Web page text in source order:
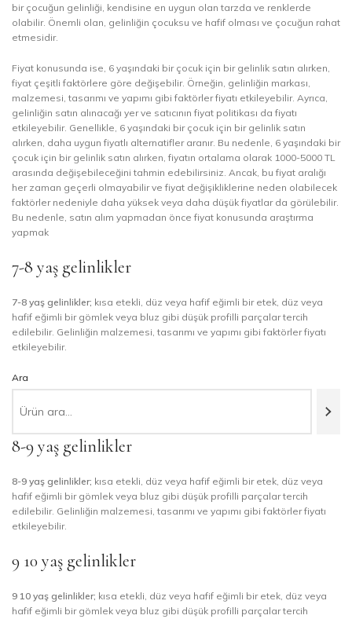
bir çocuğun gelinliği, kendisine en uygun olan tarzda ve renklerde
olabilir. Önemli olan, gelinliğin çocuksu ve hafif olması ve çocuğun rahat
etmesidir.
Fiyat konusunda ise, 6 yaşındaki bir çocuk için bir gelinlik satın alırken,
fiyat çeşitli faktörlere göre değişebilir. Örneğin, gelinliğin markası,
malzemesi, tasarımı ve yapımı gibi faktörler fiyatı etkileyebilir. Ayrıca,
gelinliğin satın alınacağı yer ve satıcının fiyat politikası da fiyatı
etkileyebilir. Genellikle, 6 yaşındaki bir çocuk için bir gelinlik satın
alırken, daha uygun fiyatlı alternatifler aranır. Bu nedenle, 6 yaşındaki bir
çocuk için bir gelinlik satın alırken, fiyatın ortalama olarak 1000-5000 TL
arasında değişebileceğini tahmin edebilirsiniz. Ancak, bu fiyat aralığı
her zaman geçerli olmayabilir ve fiyat değişikliklerine neden olabilecek
faktörler nedeniyle daha yüksek veya daha düşük fiyatlar da görülebilir.
Bu nedenle, satın alım yapmadan önce fiyat konusunda araştırma
yapmak
7-8 yaş gelinlikler
7-8 yaş gelinlikler; kısa etekli, düz veya hafif eğimli bir etek, düz veya
hafif eğimli bir gömlek veya bluz gibi düşük profilli parçalar tercih
edilebilir. Gelinliğin malzemesi, tasarımı ve yapımı gibi faktörler fiyatı
etkileyebilir.
Ara
8-9 yaş gelinlikler
8-9 yaş gelinlikler; kısa etekli, düz veya hafif eğimli bir etek, düz veya
hafif eğimli bir gömlek veya bluz gibi düşük profilli parçalar tercih
edilebilir. Gelinliğin malzemesi, tasarımı ve yapımı gibi faktörler fiyatı
etkileyebilir.
9 10 yaş gelinlikler
9 10 yaş gelinlikler; kısa etekli, düz veya hafif eğimli bir etek, düz veya
hafif eğimli bir gömlek veya bluz gibi düşük profilli parçalar tercih